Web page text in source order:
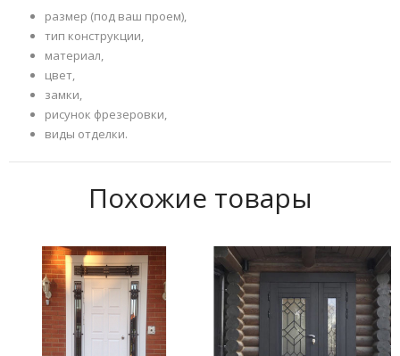
размер (под ваш проем),
тип конструкции,
материал,
цвет,
замки,
рисунок фрезеровки,
виды отделки.
Похожие товары